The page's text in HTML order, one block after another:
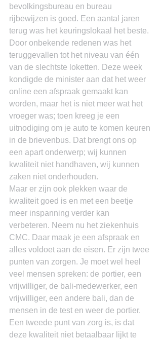
bevolkingsbureau en bureau
rijbewijzen is goed. Een aantal jaren
terug was het keuringslokaal het beste.
Door onbekende redenen was het
teruggevallen tot het niveau van één
van de slechtste loketten. Deze week
kondigde de minister aan dat het weer
online een afspraak gemaakt kan
worden, maar het is niet meer wat het
vroeger was; toen kreeg je een
uitnodiging om je auto te komen keuren
in de brievenbus. Dat brengt ons op
een apart onderwerp; wij kunnen
kwaliteit niet handhaven, wij kunnen
zaken niet onderhouden.
Maar er zijn ook plekken waar de
kwaliteit goed is en met een beetje
meer inspanning verder kan
verbeteren. Neem nu het ziekenhuis
CMC. Daar maak je een afspraak en
alles voldoet aan de eisen. Er zijn twee
punten van zorgen. Je moet wel heel
veel mensen spreken: de portier, een
vrijwilliger, de bali-medewerker, een
vrijwilliger, een andere bali, dan de
mensen in de test en weer de portier.
Een tweede punt van zorg is, is dat
deze kwaliteit niet betaalbaar lijkt te